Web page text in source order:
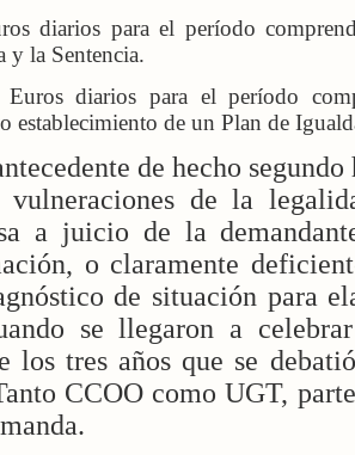
diarios para el período
y la Sentencia.
Euros diarios para el período
establecimiento de un Plan de
de hecho
vulneraciones de la
a juicio de la
o claramente
de situación para
se llegaron a
los tres años que se
CCOO como UGT,